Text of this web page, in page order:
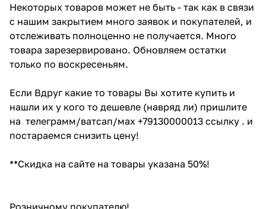
Некоторых товаров может не быть - так как в связи
с нашим закрытием много заявок и покупателей, и
отслеживать полноценно не получается. Много
товара зарезервировано. Обновляем остатки
только по воскресеньям.
Если Вдруг какие то товары Вы хотите купить и
нашли их у кого то дешевле (навряд ли) пришлите
на телеграмм/ватсап/мах +79130000013 ссылку . и
постараемся снизить цену!
**Скидка на сайте на товары указана 50%!
Розничному покупателю!